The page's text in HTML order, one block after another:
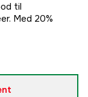
til
Med 20%